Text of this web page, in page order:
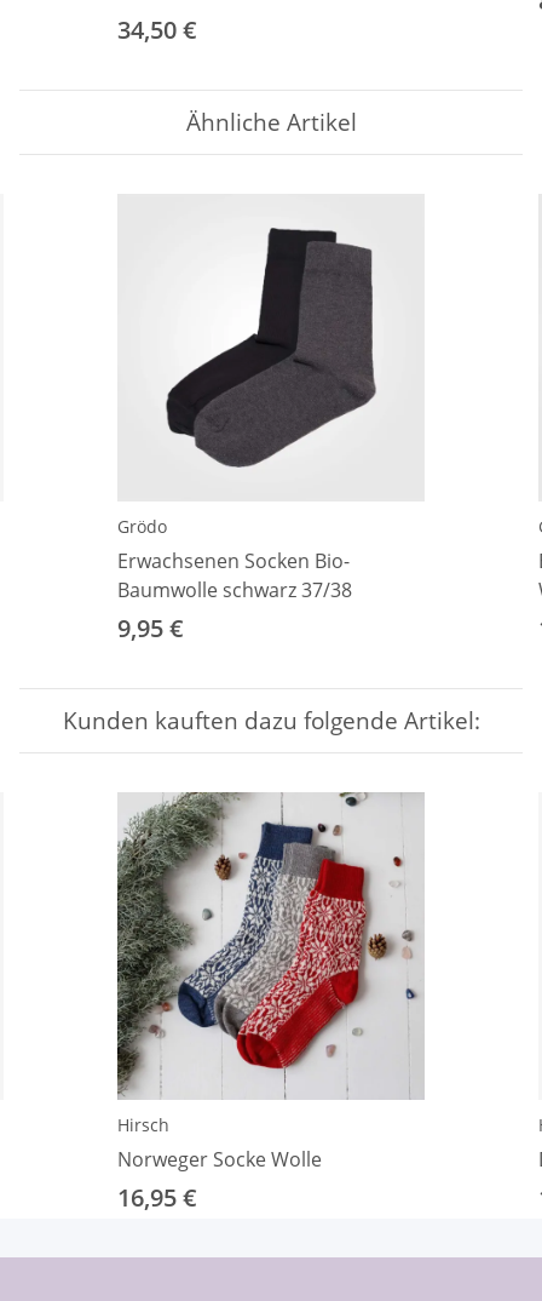
34,50 €
Ähnliche Artikel
Grödo
Erwachsenen Socken Bio-
Baumwolle schwarz 37/38
9,95 €
Kunden kauften dazu folgende Artikel:
Hirsch
Norweger Socke Wolle
16,95 €